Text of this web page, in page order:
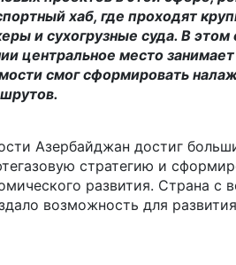
хаб, где проходят
и сухогрузные суда. В
центральное место
смог сформировать
Азербайджан достиг
стратегию и
развития. Страна с
возможность для